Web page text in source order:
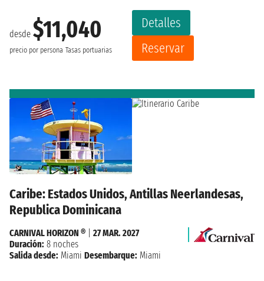
desde $11,040
precio por persona Tasas portuarias
Detalles
Reservar
Caribe: Estados Unidos, Antillas Neerlandesas,
Republica Dominicana
CARNIVAL HORIZON ®
27 MAR. 2027
Duración: 8 noches
Salida desde: Miami Desembarque: Miami